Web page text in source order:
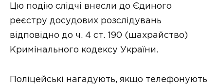
Цю подію слідчі внесли до Єдиного
реєстру досудових розслідувань
відповідно до ч. 4 ст. 190 (шахрайство)
Кримінального кодексу України.
Поліцейські нагадують, якщо телефонують